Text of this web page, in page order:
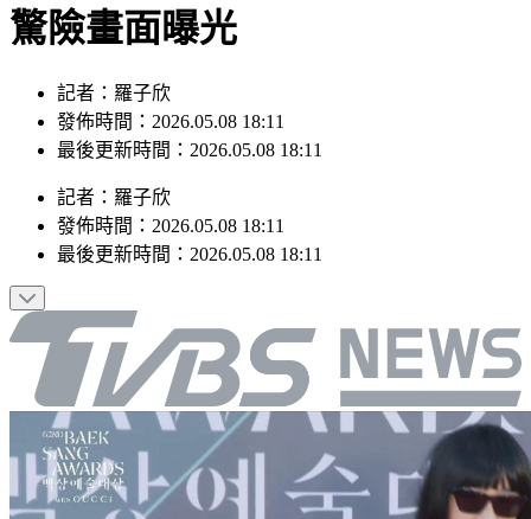
發佈時間：2026.05.08 18:11
最後更新時間：2026.05.08 18:11
發佈時間：2026.05.08 18:11
最後更新時間：2026.05.08 18:11